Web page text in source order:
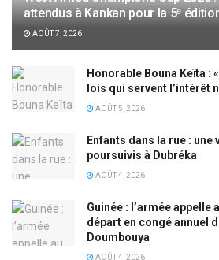
attendus à Kankan pour la 5ᵉ
AOÛT 7, 2026
Honorable Bouna Keïta :
lois qui servent l’intérêt
AOÛT 5, 2026
Enfants dans la rue :
poursuivis à Dubréka
AOÛT 4, 2026
Guinée : l’armée appelle
départ en congé annuel
Doumbouya
AOÛT 4, 2026